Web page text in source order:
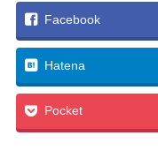
Facebook
Hatena
Pocket